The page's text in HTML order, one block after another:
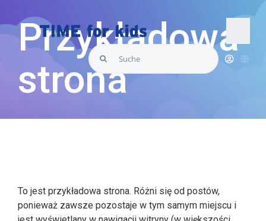
content
CZAS dla dzieci
Produkty
Search
for:
Przykładowa
strona
To jest przykładowa strona. Różni się od postów,
ponieważ zawsze pozostaje w tym samym miejscu i